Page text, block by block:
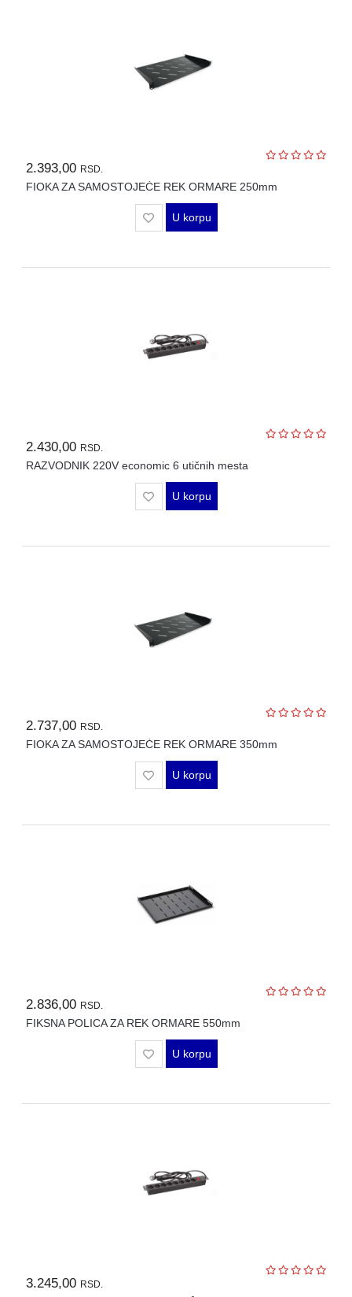
2.393,00 RSD.
FIOKA ZA SAMOSTOJEĆE REK ORMARE 250mm
U korpu
2.430,00 RSD.
RAZVODNIK 220V economic 6 utičnih mesta
U korpu
2.737,00 RSD.
FIOKA ZA SAMOSTOJEĆE REK ORMARE 350mm
U korpu
2.836,00 RSD.
FIKSNA POLICA ZA REK ORMARE 550mm
U korpu
3.245,00 RSD.